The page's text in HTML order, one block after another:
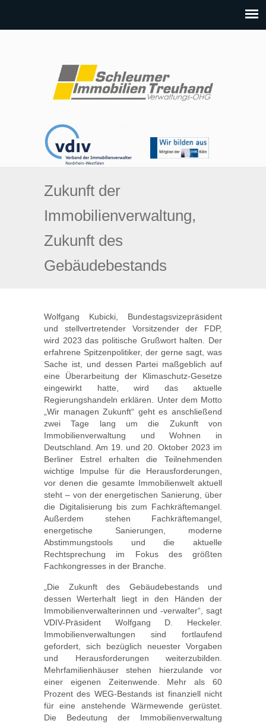
Zukunft der
Immobilienverwaltung,
Zukunft des
Gebäudebestands
Wolfgang Kubicki, Bundestagsvizepräsident
und stellvertretender Vorsitzender der FDP,
wird 2023 das politische Grußwort halten. Der
erfahrene Spitzenpolitiker, der gerne sagt, was
Sache ist, und dessen Partei maßgeblich auf
eine Überarbeitung der Klimaschutz-Gesetze
eingewirkt hatte, wird das aktuelle
Regierungshandeln erklären. Unter dem Motto
„Wir managen Zukunft“ geht es anschließend
zwei Tage lang um die Zukunft von
Immobilienverwaltung und Wohnen in
Deutschland. Am 19. und 20. Oktober 2023 im
Berliner Estrel erhalten die Teilnehmenden
wichtige Impulse für die Herausforderungen,
vor denen die gesamte Immobilienwelt aktuell
steht – von der energetischen Sanierung, über
die Digitalisierung bis zum Fachkräftemangel.
Außerdem stehen Fachkräftemangel,
energetische Sanierungen, moderne
Abstimmungstools und die aktuelle
Rechtsprechung im Fokus des größten
Fachkongresses in der Branche.
„Die Zukunft des Gebäudebestands und
dessen Werterhalt liegt in den Händen der
Immobilienverwalterinnen und -verwalter“, sagt
VDIV-Präsident Wolfgang D. Heckeler.
Immobilienverwaltungen sind fortlaufend
gefordert, sich bezüglich neuester Vorgaben
und Herausforderungen weiterzubilden.
Mehrfamilienhäuser stehen hierzulande vor
einer eigenen Zeitenwende. Mehr als 60
Prozent des WEG-Bestands ist finanziell nicht
für eine anstehende Wärmewende gerüstet.
Die Bedeutung der Immobilienverwaltung